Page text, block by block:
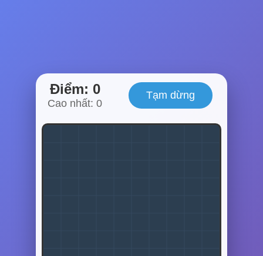
Điểm: 0
Cao nhất: 0
Tạm dừng